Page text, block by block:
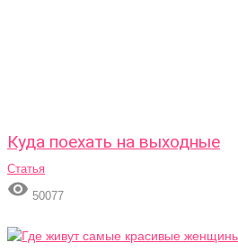
Куда поехать на выходные
Статья
 50077